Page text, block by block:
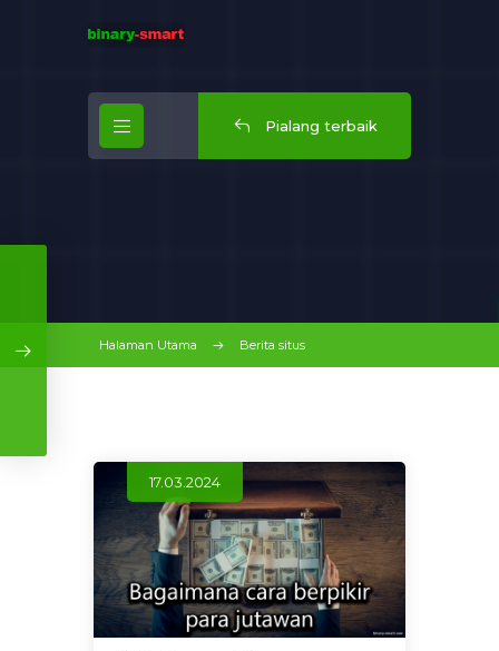
Pialang terbaik
Halaman Utama Berita situs
17.03.2024